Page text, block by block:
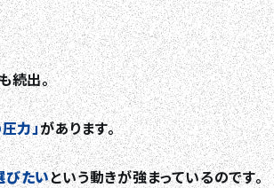
続出。
力」があります。
びたいという動きが強まっているのです。